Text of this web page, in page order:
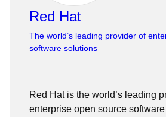
Red Hat
The world’s leading provider of
software solutions
Red Hat is the world’s leading
enterprise open source